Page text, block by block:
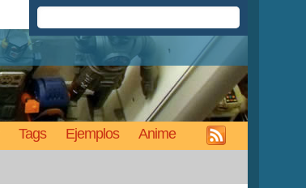
Tags Ejemplos Anime